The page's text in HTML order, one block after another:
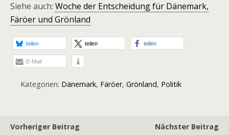
Siehe auch: Woche der Entscheidung für Dänemark,
Färöer und Grönland
teilen teilen teilen
E-Mail
Kategorien: Dänemark, Färöer, Grönland, Politik
Vorheriger Beitrag
Nächster Beitrag